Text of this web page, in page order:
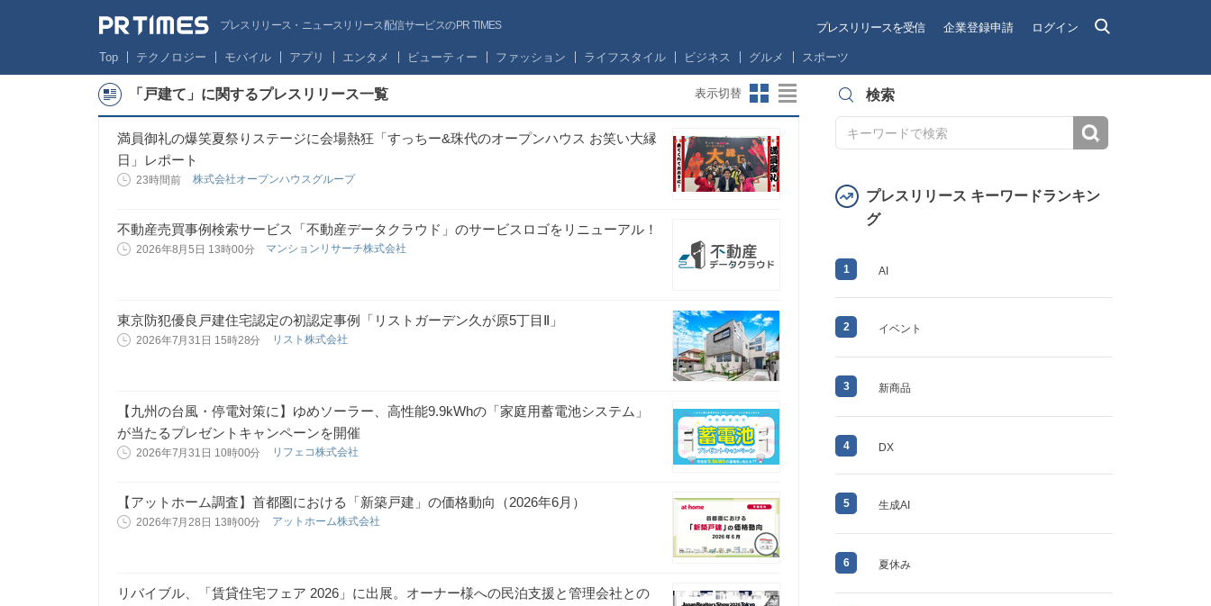
プレスリリース・ニュースリリース配信サービスのPR TIMES プレスリリースを受信 企業登録申請 ログイン
Top テクノロジー モバイル アプリ エンタメ ビューティー ファッション ライフスタイル ビジネス グルメ スポーツ
「戸建て」に関するプレスリリース一覧 表示切替
満員御礼の爆笑夏祭りステージに会場熱狂「すっちー&珠代のオープンハウス お笑い大縁
日」レポート
23時間前 株式会社オープンハウスグループ
不動産売買事例検索サービス「不動産データクラウド」のサービスロゴをリニューアル！
2026年8月5日 13時00分 マンションリサーチ株式会社
東京防犯優良戸建住宅認定の初認定事例「リストガーデン久が原5丁目Ⅱ」
2026年7月31日 15時28分 リスト株式会社
【九州の台風・停電対策に】ゆめソーラー、高性能9.9kWhの「家庭用蓄電池システム」
が当たるプレゼントキャンペーンを開催
2026年7月31日 10時00分 リフェコ株式会社
【アットホーム調査】首都圏における「新築戸建」の価格動向（2026年6月）
2026年7月28日 13時00分 アットホーム株式会社
リバイブル、「賃貸住宅フェア 2026」に出展。オーナー様への民泊支援と管理会社との
検索
プレスリリース キーワードランキン
グ
1 AI
2 イベント
3 新商品
4 DX
5 生成AI
6 夏休み